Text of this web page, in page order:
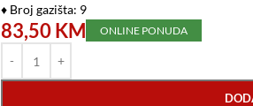
♦ Broj gazišta: 9
83,50KM ONLINE PONUDA